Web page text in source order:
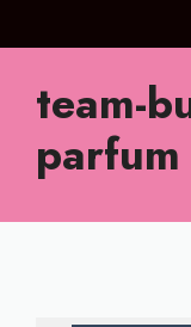
au
team-
parfum